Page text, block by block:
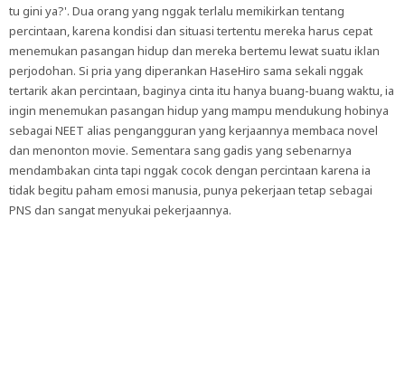
tu gini ya?'. Dua orang yang nggak terlalu memikirkan tentang
percintaan, karena kondisi dan situasi tertentu mereka harus cepat
menemukan pasangan hidup dan mereka bertemu lewat suatu iklan
perjodohan. Si pria yang diperankan HaseHiro sama sekali nggak
tertarik akan percintaan, baginya cinta itu hanya buang-buang waktu, ia
ingin menemukan pasangan hidup yang mampu mendukung hobinya
sebagai NEET alias pengangguran yang kerjaannya membaca novel
dan menonton movie. Sementara sang gadis yang sebenarnya
mendambakan cinta tapi nggak cocok dengan percintaan karena ia
tidak begitu paham emosi manusia, punya pekerjaan tetap sebagai
PNS dan sangat menyukai pekerjaannya.